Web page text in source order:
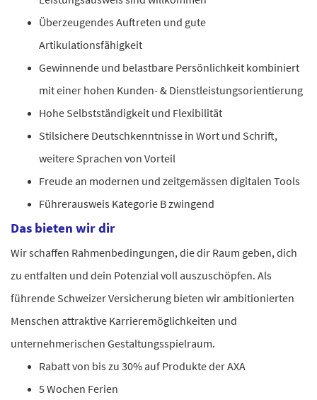
Überzeugendes Auftreten und gute
Artikulationsfähigkeit
Gewinnende und belastbare Persönlichkeit kombiniert
mit einer hohen Kunden- & Dienstleistungsorientierung
Hohe Selbstständigkeit und Flexibilität
Stilsichere Deutschkenntnisse in Wort und Schrift,
weitere Sprachen von Vorteil
Freude an modernen und zeitgemässen digitalen Tools
Führerausweis Kategorie B zwingend
Das bieten wir dir
Wir schaffen Rahmenbedingungen, die dir Raum geben, dich
zu entfalten und dein Potenzial voll auszuschöpfen. Als
führende Schweizer Versicherung bieten wir ambitionierten
Menschen attraktive Karrieremöglichkeiten und
unternehmerischen Gestaltungsspielraum.
Rabatt von bis zu 30% auf Produkte der AXA
5 Wochen Ferien